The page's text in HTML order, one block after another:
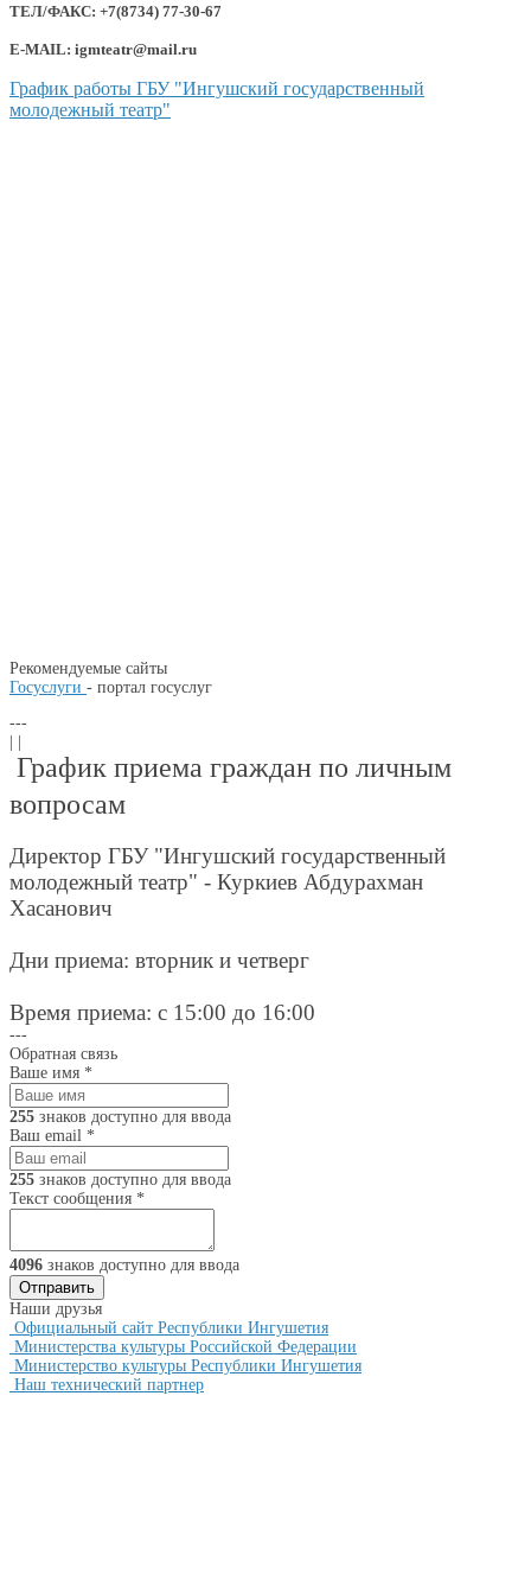
ТЕЛ/ФАКС: +7(8734) 77-30-67
E-MAIL: igmteatr@mail.ru
График работы ГБУ "Ингушский государственный
молодежный театр"
Рекомендуемые сайты
Госуслуги - портал госуслуг
---
График приема граждан по личным
вопросам
Директор ГБУ "Ингушский государственный
молодежный театр" - Куркиев Абдурахман
Хасанович
Дни приема: вторник и четверг
Время приема: с 15:00 до 16:00
---
Обратная связь
Ваше имя *
255 знаков доступно для ввода
Ваш email *
255 знаков доступно для ввода
Текст сообщения *
4096 знаков доступно для ввода
Наши друзья
Официальный сайт Республики Ингушетия
Министерства культуры Российской Федерации
Министерство культуры Республики Ингушетия
Наш технический партнер